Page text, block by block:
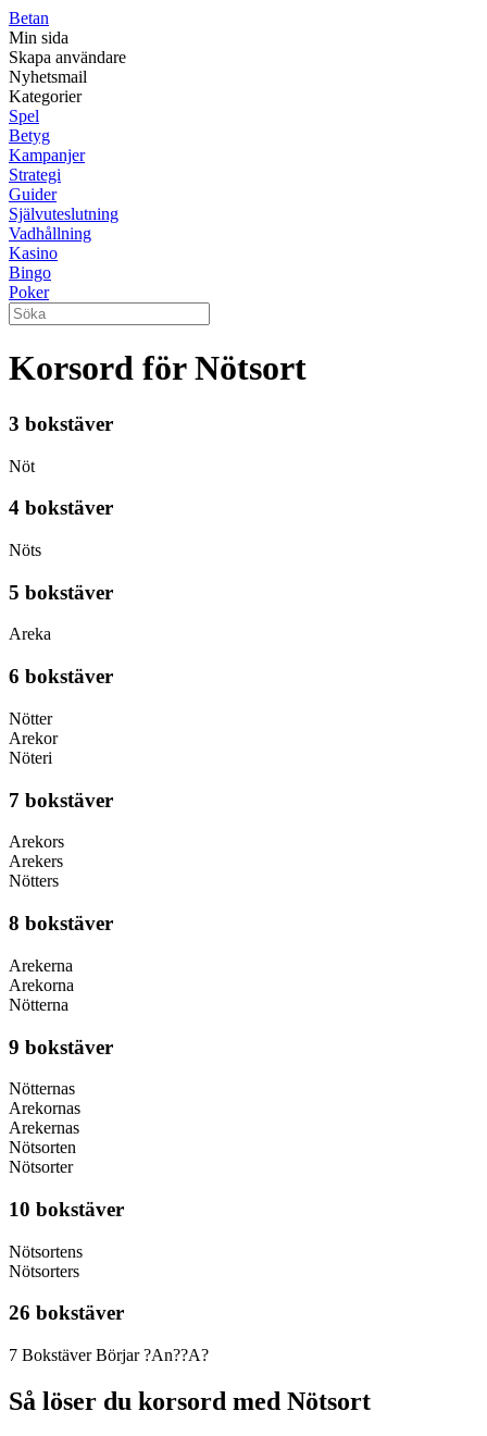
Betan
Min sida
Skapa användare
Nyhetsmail
Kategorier
Spel
Betyg
Kampanjer
Strategi
Guider
Självuteslutning
Vadhållning
Kasino
Bingo
Poker
Korsord för Nötsort
3 bokstäver
Nöt
4 bokstäver
Nöts
5 bokstäver
Areka
6 bokstäver
Nötter
Arekor
Nöteri
7 bokstäver
Arekors
Arekers
Nötters
8 bokstäver
Arekerna
Arekorna
Nötterna
9 bokstäver
Nötternas
Arekornas
Arekernas
Nötsorten
Nötsorter
10 bokstäver
Nötsortens
Nötsorters
26 bokstäver
7 Bokstäver Börjar ?An??A?
Så löser du korsord med Nötsort